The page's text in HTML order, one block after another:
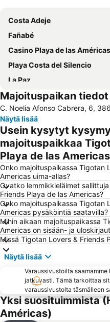
Costa Adeje
Fañabé
Casino Playa de las Américas
Playa Costa del Silencio
La Paz
Amarilla Golf
Costa Adeje-El
Puerto Colón
Centro
Lago Martiánez
Puerto de Los Gigantes
Playa Martiánez
El Puerto
La Caleta
Puertito de Armeñime
Playa Jardín
Aqualand
Playa de Los Guíos
Playa de Santiago
La Caleta
Mercadillo de Alcalá
Majoituspaikan tiedot
C. Noelia Afonso Cabrera, 6,
Näytä lisää
Usein kysytyt
majoituspaikkaa
Playa de las Americas
Onko majoituspaikassa Tigotan
Americas uima-allas?
Ovatko lemmikkieläimet
Friends Playa de las Americas?
Onko majoituspaikassa Tigotan
Americas pysäköintiä saatavilla?
Mihin aikaan majoituspaikassa
Americas on sisään- ja
Missä Tigotan Lovers & Friends
Näytä lisää
Varaussivustoilta
jatkuvasti. Tämä tarkoittaa
varaussivustolta täsmälleen
Yksi suosituimmista
Américas)